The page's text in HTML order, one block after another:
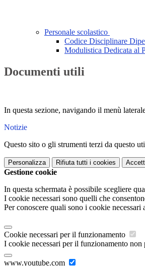
Personale scolastico
Codice Disciplinare
Modulistica Dedicata al
Documenti utili
In questa sezione, navigando il menù
Notizie
Questo sito o gli strumenti terzi da questo
Personalizza Rifiuta tutti i cookies
Gestione cookie
In questa schermata è possibile scegliere
I cookie necessari sono quelli che
Per conoscere quali sono i cookie
Cookie necessari per il funzionamento
I cookie necessari per il funzionamento
www.youtube.com